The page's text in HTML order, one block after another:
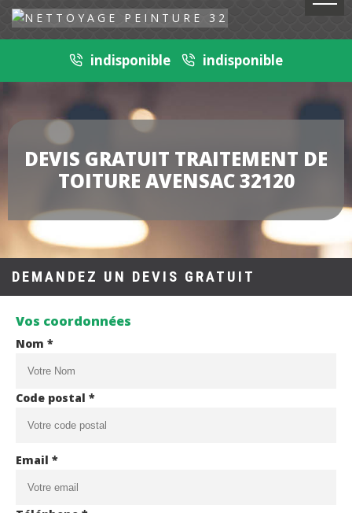
indisponible indisponible
DEVIS GRATUIT TRAITEMENT DE
TOITURE AVENSAC 32120
DEMANDEZ UN DEVIS GRATUIT
Vos coordonnées
Nom *
Code postal *
Email *